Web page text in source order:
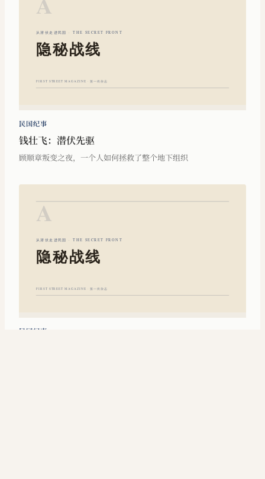
民国纪事
钱壮飞：潜伏先驱
顾顺章叛变之夜，一个人如何拯救了整个地下组织
民国纪事